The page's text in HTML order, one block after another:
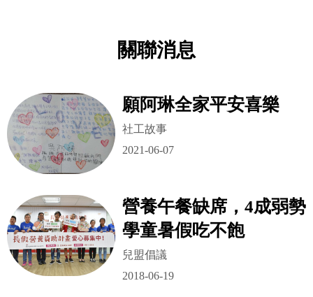
關聯消息
願阿琳全家平安喜樂
社工故事
2021-06-07
營養午餐缺席，4成弱勢
學童暑假吃不飽
兒盟倡議
2018-06-19